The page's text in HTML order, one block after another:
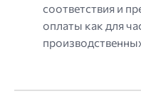
соответствия и
оплаты как для